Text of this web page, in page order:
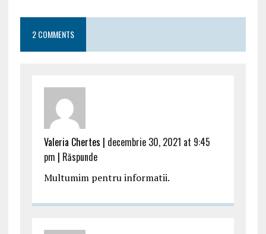
2 COMMENTS
Valeria Chertes | decembrie 30, 2021 at 9:45
pm | Răspunde
Multumim pentru informatii.